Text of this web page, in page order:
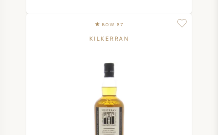
BOW 87
KILKERRAN